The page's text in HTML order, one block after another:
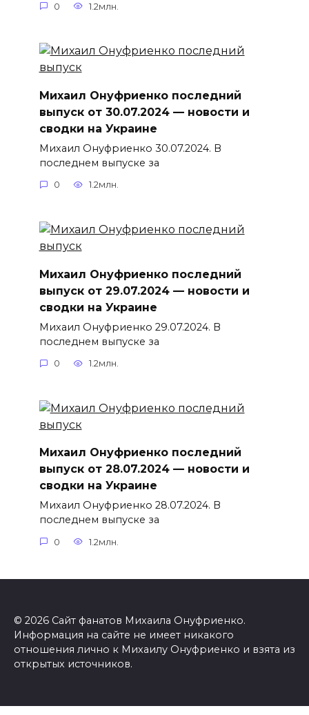
0 1.2млн.
Михаил Онуфриенко последний
выпуск от 30.07.2024 — новости и
сводки на Украине
Михаил Онуфриенко 30.07.2024. В
последнем выпуске за
0 1.2млн.
Михаил Онуфриенко последний
выпуск от 29.07.2024 — новости и
сводки на Украине
Михаил Онуфриенко 29.07.2024. В
последнем выпуске за
0 1.2млн.
Михаил Онуфриенко последний
выпуск от 28.07.2024 — новости и
сводки на Украине
Михаил Онуфриенко 28.07.2024. В
последнем выпуске за
0 1.2млн.
© 2026 Сайт фанатов Михаила Онуфриенко.
Информация на сайте не имеет никакого
отношения лично к Михаилу Онуфриенко и взята из
открытых источников.